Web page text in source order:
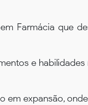
Farmácia que
e
em expansão,